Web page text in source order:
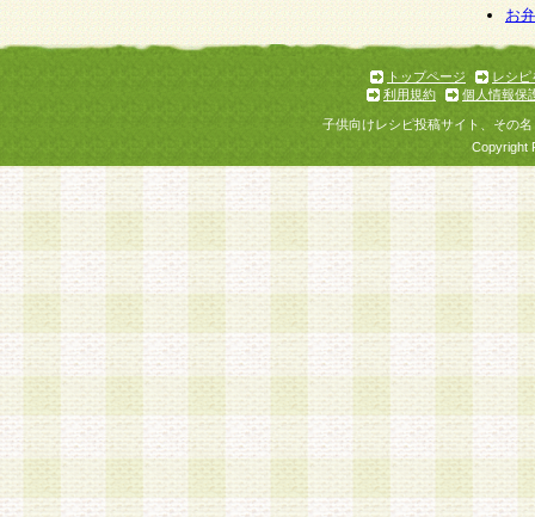
意をいただけない場合には、当社のサービスの
お問い合わせ・ご相談への対応ができない場合
お
トップページ
レシピ
利用規約
個人情報保
子供向けレシピ投稿サイト、その
Copyright